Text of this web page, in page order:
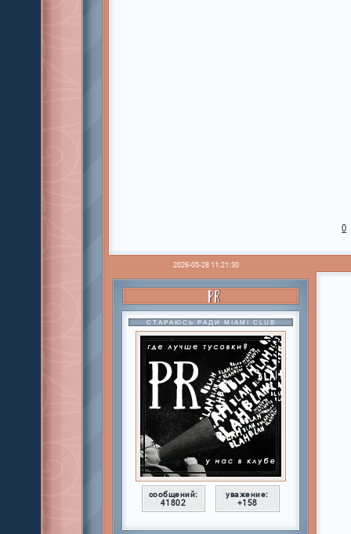
0
2026-05-28 11:21:30
PR
СТАРАЮСЬ РАДИ MIAMI CLUB
сообщений:
41802
уважение:
+158